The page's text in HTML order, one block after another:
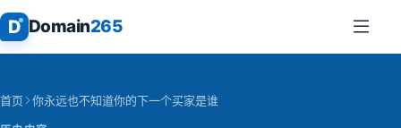
D Domain265
首页 你永远也不知道你的下一个买家是谁